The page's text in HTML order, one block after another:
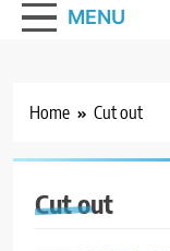
MENU
Home Cut out
Cut out